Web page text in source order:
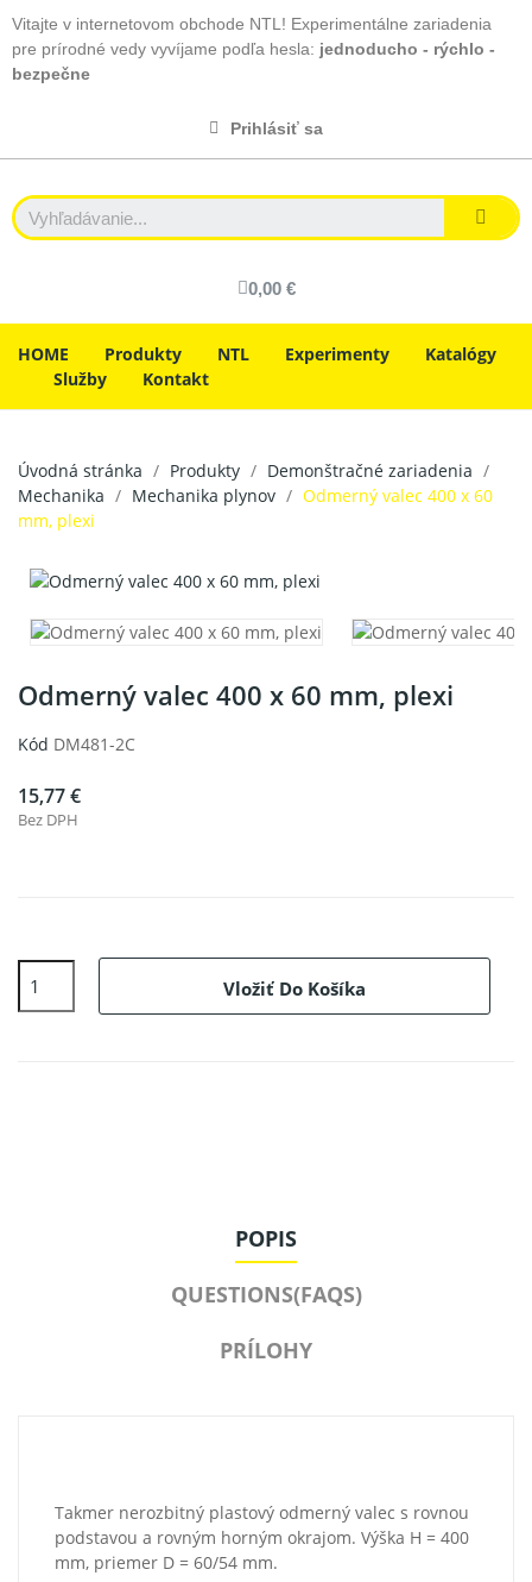
Vitajte v internetovom obchode NTL! Experimentálne zariadenia
pre prírodné vedy vyvíjame podľa hesla: jednoducho - rýchlo -
bezpečne
Prihlásiť sa
0,00 €
HOME Produkty NTL Experimenty
Katalógy
Služby
Kontakt
Úvodná stránka Produkty
Demonštračné zariadenia
Mechanika
Mechanika plynov
Odmerný valec 400 x 60
mm, plexi
Odmerný valec 400 x 60 mm, plexi
Kód DM481-2C
15,77 €
Bez DPH
Vložiť Do Košíka
POPIS
QUESTIONS(FAQS)
PRÍLOHY
Takmer nerozbitný plastový odmerný valec s rovnou
podstavou a rovným horným okrajom. Výška H = 400
mm, priemer D = 60/54 mm.